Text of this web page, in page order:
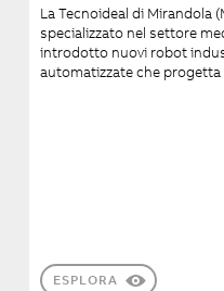
La Tecnoideal di Mirandola
specializzato nel settore
introdotto nuovi robot
automatizzate che
ESPLORA